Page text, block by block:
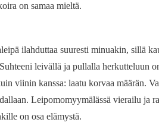
on samaa mieltä.
ilahduttaa suuresti minuakin, sillä
leivällä ja pullalla herkutteluun
viinin kanssa: laatu korvaa määrän.
Leipomomyymälässä vierailu ja
on osa elämystä.